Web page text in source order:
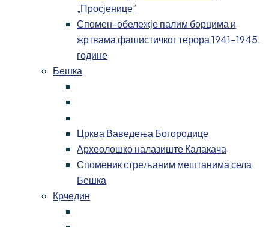
„Просјенице”
Спомен-обележје палим борцима и
жртвама фашистичког терора 1941-1945.
године
Бешка
Црква Ваведења Богородице
Археолошко налазиште Калакача
Споменик стрељаним мештанима села
Бешка
Крчедин